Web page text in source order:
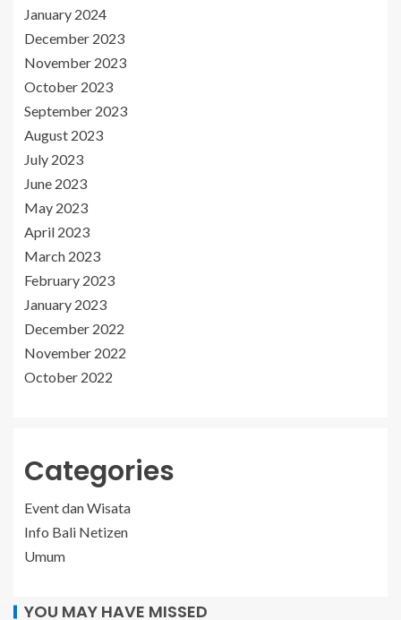
January 2024
December 2023
November 2023
October 2023
September 2023
August 2023
July 2023
June 2023
May 2023
April 2023
March 2023
February 2023
January 2023
December 2022
November 2022
October 2022
Categories
Event dan Wisata
Info Bali Netizen
Umum
YOU MAY HAVE MISSED